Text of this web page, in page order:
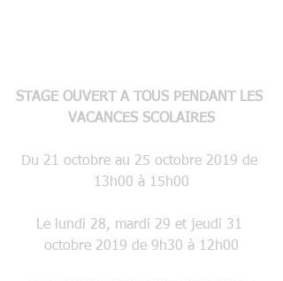
STAGE OUVERT A TOUS PENDANT LES
VACANCES SCOLAIRES
Du 21 octobre au 25 octobre 2019 de
13h00 à 15h00
Le lundi 28, mardi 29 et jeudi 31
octobre 2019 de 9h30 à 12h00